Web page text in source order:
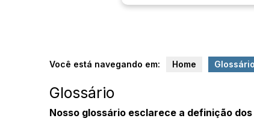
Você está navegando em: Home Glossário
Glossário
Nosso glossário esclarece a definição